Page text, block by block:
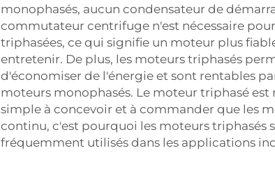
monophasés, aucun condensateur de
commutateur centrifuge n'est nécessaire
triphasées, ce qui signifie un moteur plus
entretenir. De plus, les moteurs triphasés
d'économiser de l'énergie et sont rentables
moteurs monophasés. Le moteur triphasé est
simple à concevoir et à commander que les
continu, c'est pourquoi les moteurs triphasés
fréquemment utilisés dans les applications